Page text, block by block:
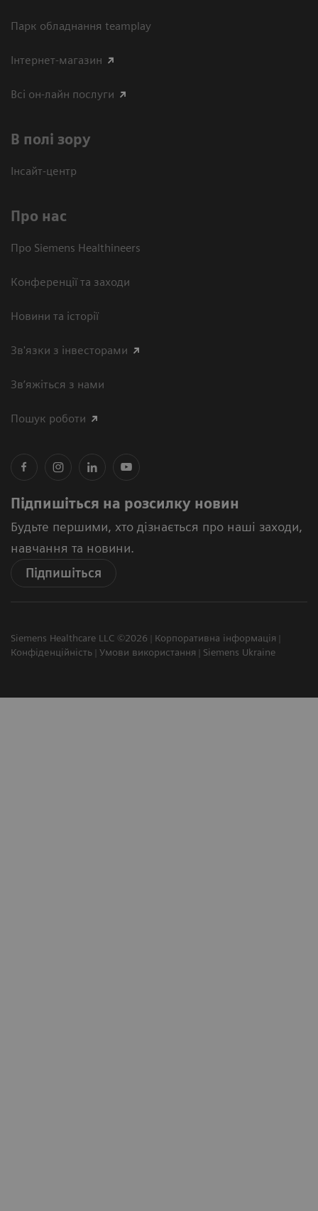
Парк обладнання teamplay
Інтернет-магазин
Всі он-лайн послуги
В полі зору
Інсайт-центр
Про нас
Про Siemens Healthineers
Конференції та заходи
Новини та історії
Зв'язки з інвесторами
Зв’яжіться з нами
Пошук роботи
Підпишіться на розсилку новин
Будьте першими, хто дізнається про наші заходи,
навчання та новини.
Підпишіться
Siemens Healthcare LLC ©2026
Корпоративна інформація
Конфіденційність
Умови використання Siemens Ukraine